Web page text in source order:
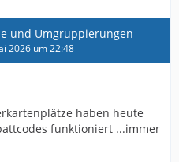
und Umgruppierungen
2026 um 22:48
haben heute
funktioniert ...immer